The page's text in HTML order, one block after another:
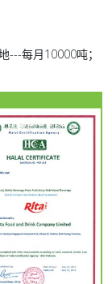
---每月10000吨；